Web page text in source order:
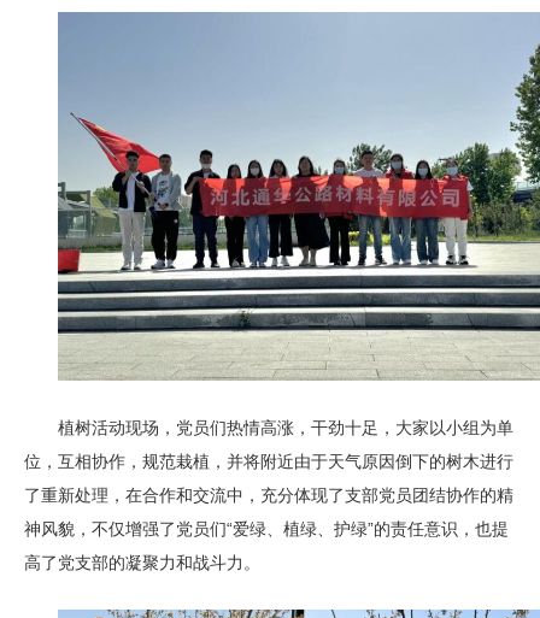
植树活动现场，党员们热情高涨，干劲十足，大家以小组为单
位，互相协作，规范栽植，并将附近由于天气原因倒下的树木进行
了重新处理，在合作和交流中，充分体现了支部党员团结协作的精
神风貌，不仅增强了党员们“爱绿、植绿、护绿”的责任意识，也提
高了党支部的凝聚力和战斗力。